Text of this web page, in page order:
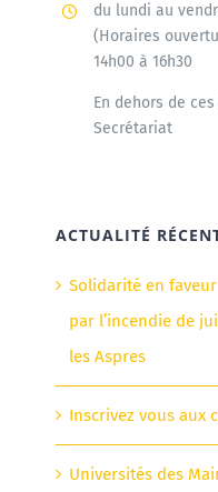
du lundi au
(Horaires
14h00 à 16h30
En dehors de
Secrétariat
ACTUALITÉ
Solidarité en
par l’incendie de
les Aspres
Inscrivez vous aux
Universités des